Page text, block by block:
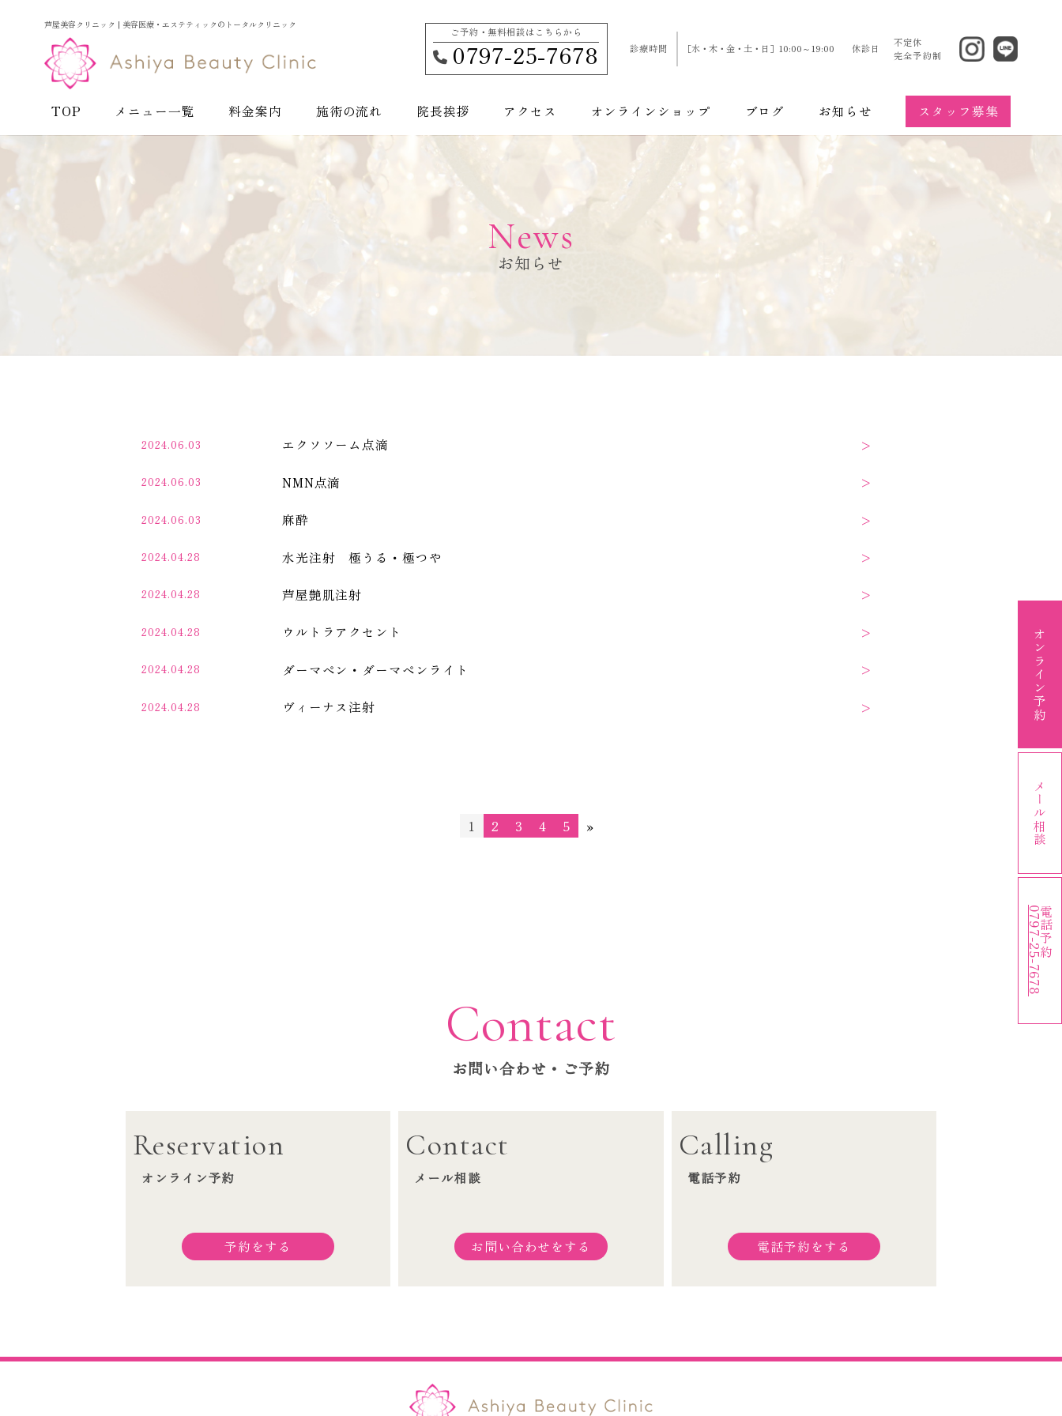
芦屋美容クリニック | 美容医療・エステティックのトータルクリニック
ご予約・無料相談はこちらから
0797-25-7678 診療時間 ［水・木・金・土・日］10:00～19:00 休診日
不定休
完全予約制
TOP メニュー一覧
お悩みから探す
身体のお悩み その他のお悩み
美容外科
エステティック
Facial-フェイシャル-
料金案内 施術の流れ 院長挨拶 アクセス オンラインショップ ブログ お知らせ スタッフ募集
News
お知らせ
2024.06.03 エクソソーム点滴
2024.06.03 NMN点滴
2024.06.03 麻酔
2024.04.28 水光注射 極うる・極つや
2024.04.28 芦屋艶肌注射
2024.04.28 ウルトラアクセント
2024.04.28 ダーマペン・ダーマペンライト
2024.04.28 ヴィーナス注射
1 2 3 4 5 »
Contact
お問い合わせ・ご予約
Reservation
オンライン予約
予約をする
Contact
メール相談
お問い合わせをする
Calling
電話予約
電話予約をする
オンライン予約
メール相談
電話予約
0797-25-7678